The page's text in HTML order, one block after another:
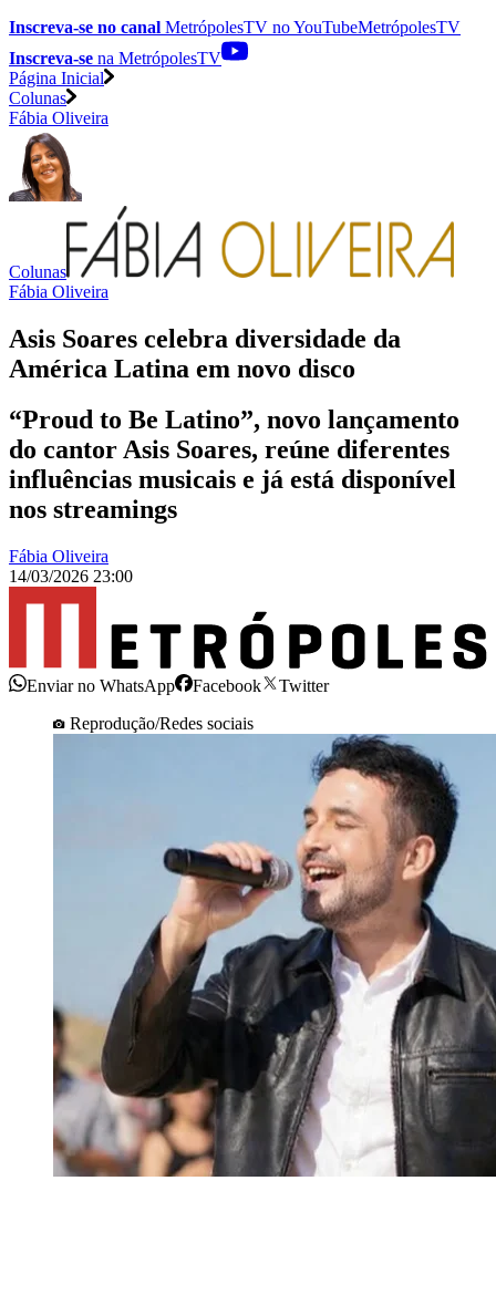
Inscreva-se no canal MetrópolesTV noYouTubeMetrópolesTV
Inscreva-se na MetrópolesTV
Página Inicial
Colunas
Fábia Oliveira
Colunas
Fábia Oliveira
Asis Soares celebra diversidade da
América Latina em novo disco
“Proud to Be Latino”, novo lançamento
do cantor Asis Soares, reúne diferentes
influências musicais e já está disponível
nos streamings
Fábia Oliveira
14/03/2026 23:00
Enviar no WhatsApp Facebook
Twitter
Reprodução/Redes sociais